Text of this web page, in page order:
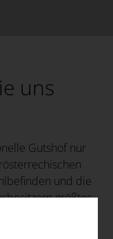
uns
Gutshof nur
und die
größtes
Gästen mit